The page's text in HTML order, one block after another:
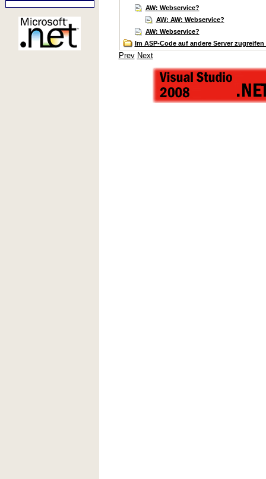
AW: Webservice?
AW: AW: Webservice?
AW: Webservice?
Im ASP-Code auf andere Server zugreifen
Prev Next